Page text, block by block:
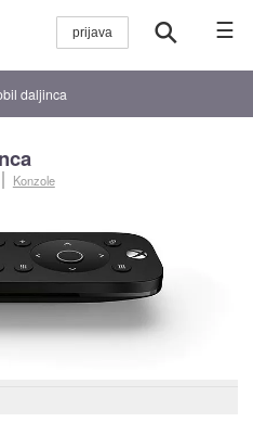
☰
daljinca
Konzole